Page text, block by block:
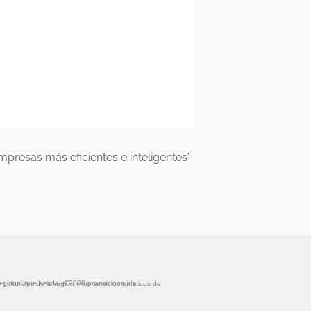
más eficientes e inteligentes”